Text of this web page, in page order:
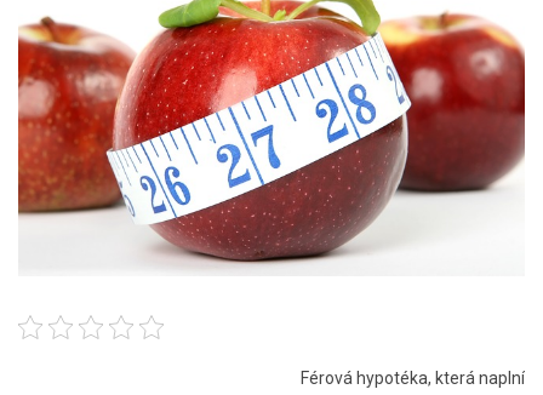
Férová hypotéka, která naplní